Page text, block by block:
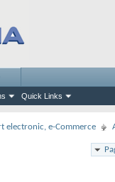
Quick Links
electronic, e-Commerce